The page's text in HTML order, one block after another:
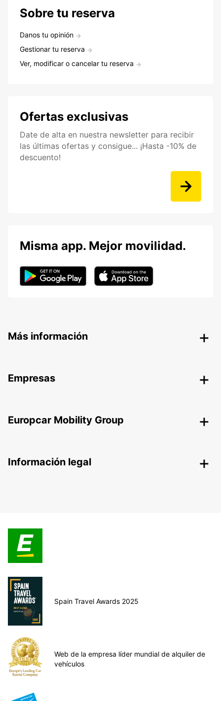
Sobre tu reserva
Danos tu opinión
Gestionar tu reserva
Ver, modificar o cancelar tu reserva
Ofertas exclusivas
Date de alta en nuestra newsletter para recibir
las últimas ofertas y consigue... ¡Hasta -10% de
descuento!
Misma app. Mejor movilidad.
Más información
Empresas
Europcar Mobility Group
Información legal
Spain Travel Awards 2025
Web de la empresa líder mundial de alquiler de
vehículos